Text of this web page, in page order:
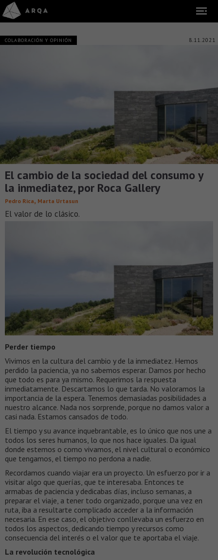
COLABORACIÓN Y OPINIÓN 8.11.2021
El cambio de la sociedad del consumo y
la inmediatez, por Roca Gallery
Pedro Rica, Marta Urtasun
El valor de lo clásico.
Perder tiempo
Vivimos en la cultura del cambio y de la inmediatez. Hemos
perdido la paciencia, ya no sabemos esperar. Damos por hecho
que todo es para ya mismo. Requerimos la respuesta
inmediatamente. Descartamos lo que tarda. No valoramos la
importancia de la espera. Tenemos demasiadas posibilidades a
nuestro alcance. Nada nos sorprende, porque no damos valor a
casi nada. Estamos cansados de todo.
El tiempo y su avance inquebrantable, es lo único que nos une a
todos los seres humanos, lo que nos hace iguales. Da igual
donde estemos o como vivamos, el nivel cultural o económico
que tengamos, el tiempo no perdona a nadie.
Recordamos cuando viajar era un proyecto. Un esfuerzo por ir a
visitar algo que querías, que te interesaba. Entonces te
armabas de paciencia y dedicabas días, incluso semanas, a
preparar el viaje, a tener todo organizado, porque una vez en
ruta, iba a resultarte complicado acceder a la información
necesaria. En ese caso, el objetivo conllevaba un esfuerzo en
todos los aspectos, dedicando tiempo y recursos como
consecuencia del interés o el valor que te aportaba el viaje.
La revolución tecnológica